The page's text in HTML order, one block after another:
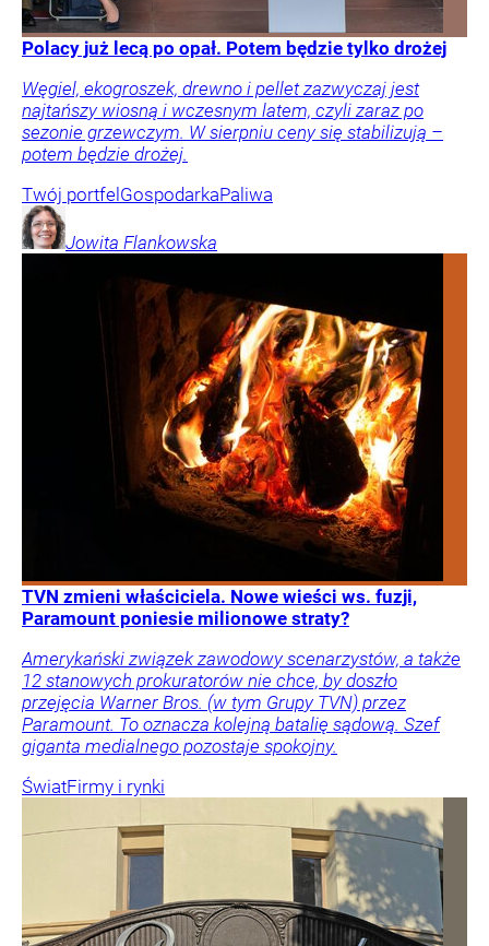
Polacy już lecą po opał. Potem będzie tylko drożej
Węgiel, ekogroszek, drewno i pellet zazwyczaj jest
najtańszy wiosną i wczesnym latem, czyli zaraz po
sezonie grzewczym. W sierpniu ceny się stabilizują –
potem będzie drożej.
Twój portfel GospodarkaPaliwa
Jowita Flankowska
TVN zmieni właściciela. Nowe wieści ws. fuzji,
Paramount poniesie milionowe straty?
Amerykański związek zawodowy scenarzystów, a także
12 stanowych prokuratorów nie chce, by doszło
przejęcia Warner Bros. (w tym Grupy TVN) przez
Paramount. To oznacza kolejną batalię sądową. Szef
giganta medialnego pozostaje spokojny.
ŚwiatFirmy i rynki